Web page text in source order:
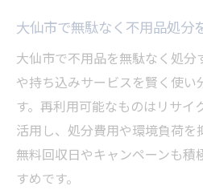
大仙市で無駄なく不用品処分
大仙市で不用品を無駄なく処
や持ち込みサービスを賢く使い
す。再利用可能なものはリサイ
活用し、処分費用や環境負荷を
無料回収日やキャンペーンも積
すめです。